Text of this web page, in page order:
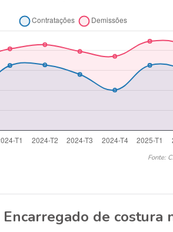
Fonte:
Encarregado de costura